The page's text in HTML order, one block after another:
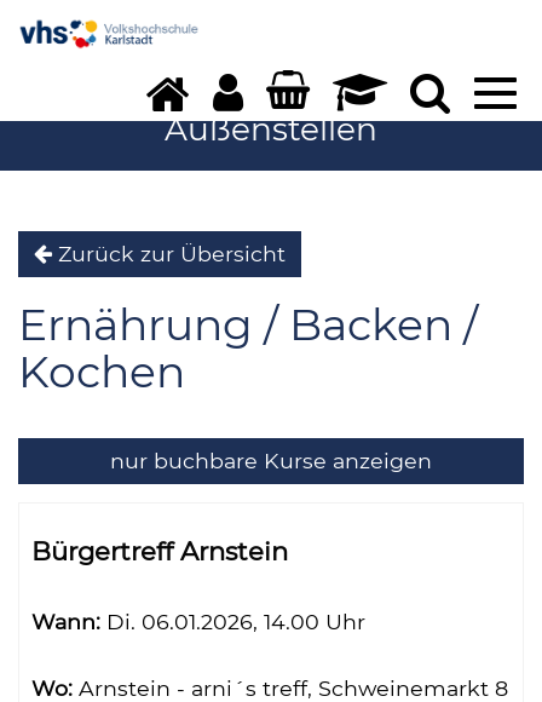
Außenstellen
Zurück zur Übersicht
Ernährung / Backen /
Kochen
nur buchbare Kurse anzeigen
Tabellenüberschriften
können
werden.
Bürgertreff Arnstein
Wann: Di. 06.01.2026, 14.00 Uhr
Wo: Arnstein - arni´s treff, Schweinemarkt 8